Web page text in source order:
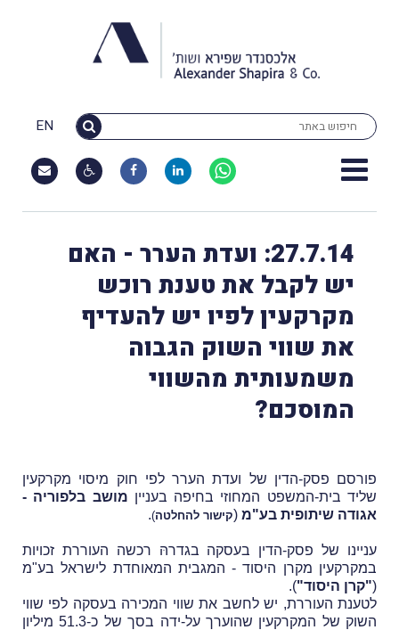
EN
27.7.14: ועדת הערר - האם
יש לקבל את טענת רוכש
מקרקעין לפיו יש להעדיף
את שווי השוק הגבוה
משמעותית מהשווי
המוסכם?
פורסם פסק-הדין של ועדת הערר לפי חוק מיסוי מקרקעין
שליד בית-המשפט המחוזי בחיפה בעניין מושב בלפוריה -
אגודה שיתופית בע"מ (קישור להחלטה)
.
עניינו של פסק-הדין בעסקה בגדרהּ רכשה העוררת זכויות
במקרקעין מקרן היסוד - המגבית המאוחדת לישראל בע"מ
("קרן היסוד").
לטענת העוררת, יש לחשב את שווי המכירה בעסקה לפי שווי
השוק של המקרקעין שהוערך על-ידה בסך של כ-51.3 מיליון